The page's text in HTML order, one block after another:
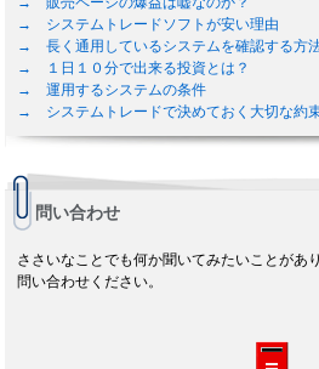
→ システムトレードソフトが安い理由
→ 長く通用しているシステムを確認する方
→ １日１０分で出来る投資とは？
→ 運用するシステムの条件
→ システムトレードで決めておく大切な約
問い合わせ
ささいなことでも何か聞いてみたいことがあ
問い合わせください。